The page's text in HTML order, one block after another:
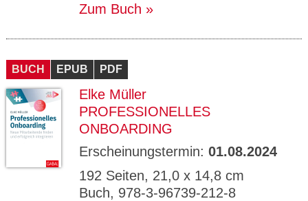
Zum Buch
BUCH EPUB PDF
Elke Müller
PROFESSIONELLES
ONBOARDING
Erscheinungstermin: 01.08.2024
192 Seiten, 21,0 x 14,8 cm
Buch, 978-3-96739-212-8